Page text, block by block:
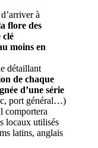
à
flore des
clé
moins en
détaillant
de chaque
d’une série
port général…)
comportera
locaux utilisés
latins, anglais